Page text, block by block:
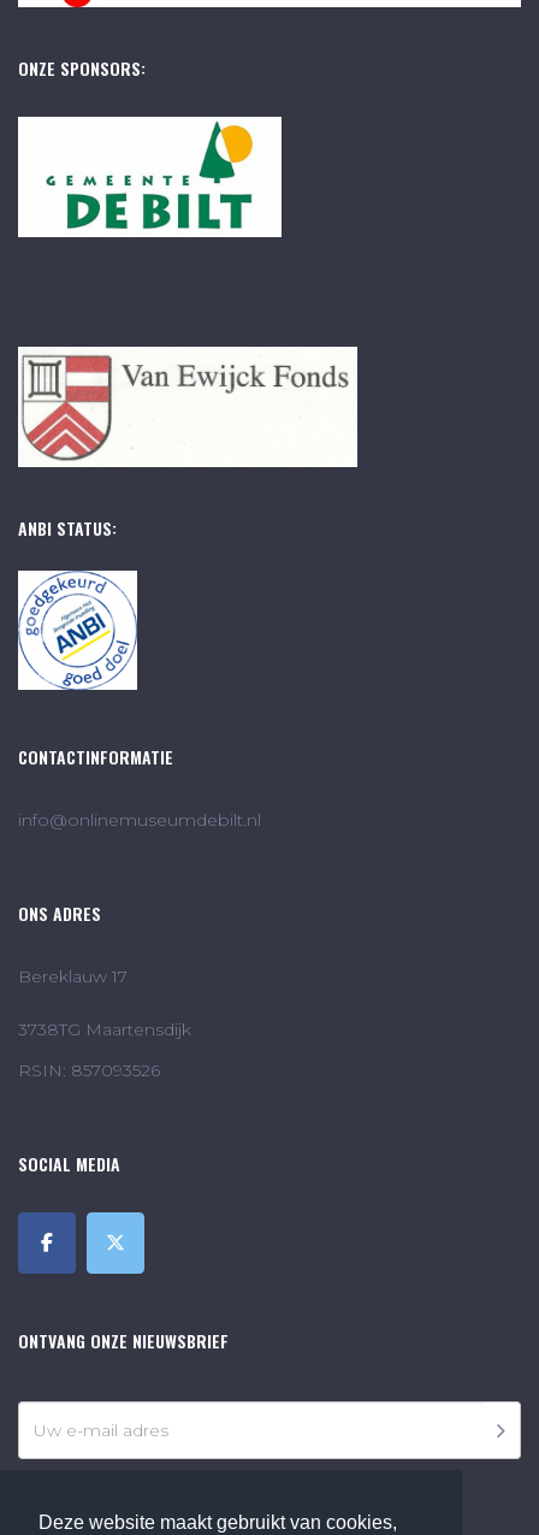
Deze website maakt gebruikt van cookies,
ONZE SPONSORS:
ANBI STATUS:
CONTACTINFORMATIE
info@onlinemuseumdebilt.nl
ONS ADRES
Bereklauw 17
3738TG Maartensdijk
RSIN: 857093526
SOCIAL MEDIA
ONTVANG ONZE NIEUWSBRIEF